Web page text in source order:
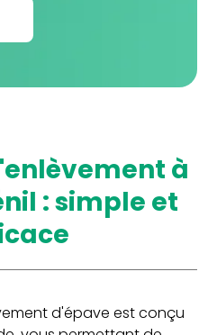
: simple et
d'épave est conçu